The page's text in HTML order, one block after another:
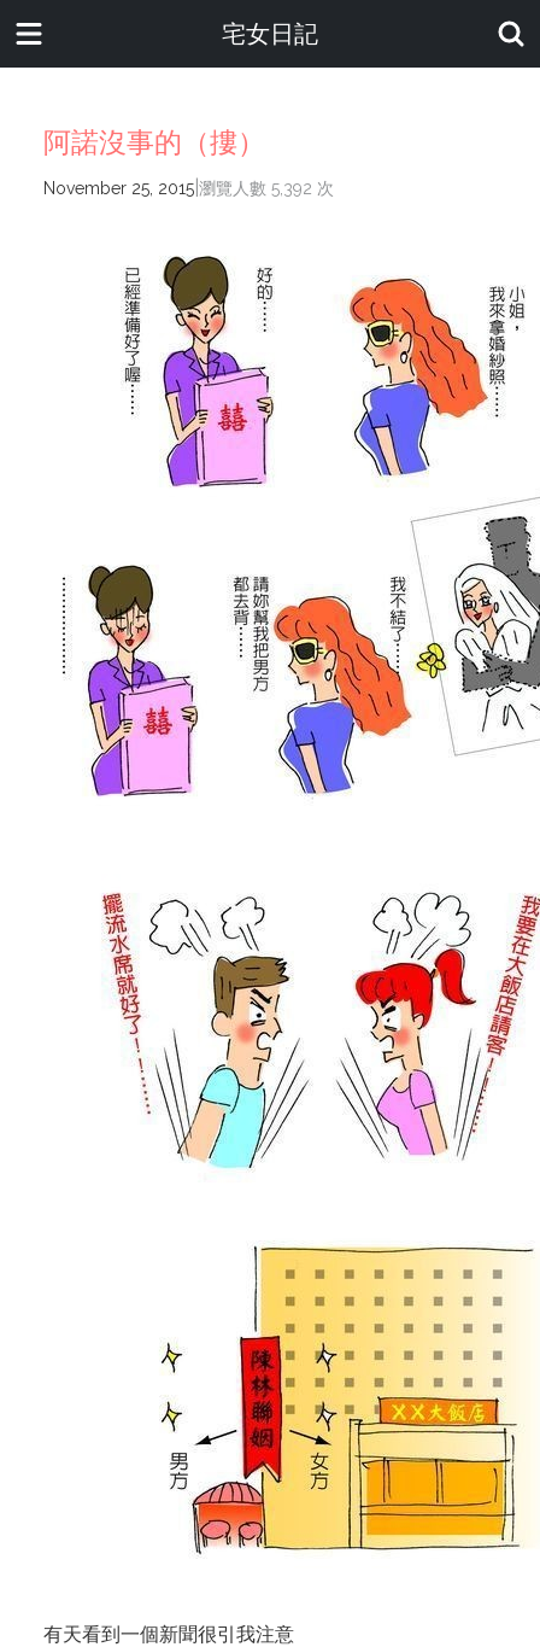
宅女日記
阿諾沒事的（摟）
November 25, 2015 瀏覽人數 5,392 次
有天看到一個新聞很引我注意